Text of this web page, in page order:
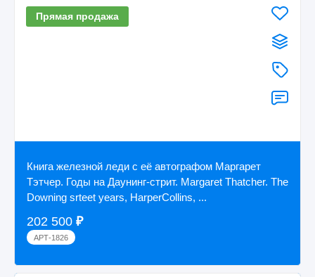
Прямая продажа
Книга железной леди с её автографом Маргарет
Тэтчер. Годы на Даунинг-стрит. Margaret Thatcher. The
Downing srteet years, HarperCollins, ...
202 500 ₽
АРТ-1826